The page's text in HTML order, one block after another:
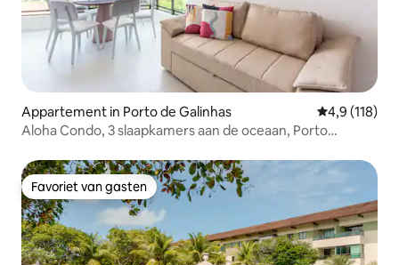
Appartement in Porto de Galinhas Gemiddelde
4,9 (118)
Aloha Condo, 3 slaapkamers aan de oceaan, Porto
Favoriet van gasten
Favoriet van gasten